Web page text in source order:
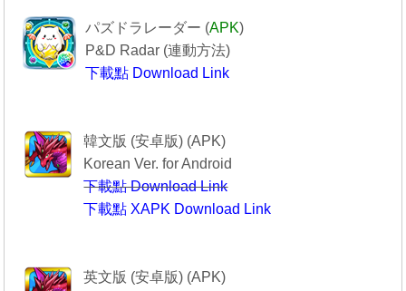
パズドラレーダー (APK)
P&D Radar (連動方法)
下載點 Download Link
韓文版 (安卓版) (APK)
Korean Ver. for Android
下載點 Download Link
下載點 XAPK Download Link
英文版 (安卓版) (APK)